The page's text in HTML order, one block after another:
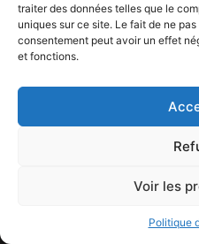
traiter des données telles que le
uniques sur ce site. Le fait de ne
consentement peut avoir un effet
et fonctions.
Voir les
Politique
Bureau et showroom :136